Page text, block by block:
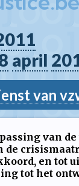
april
van
van
de
en tot
tot het